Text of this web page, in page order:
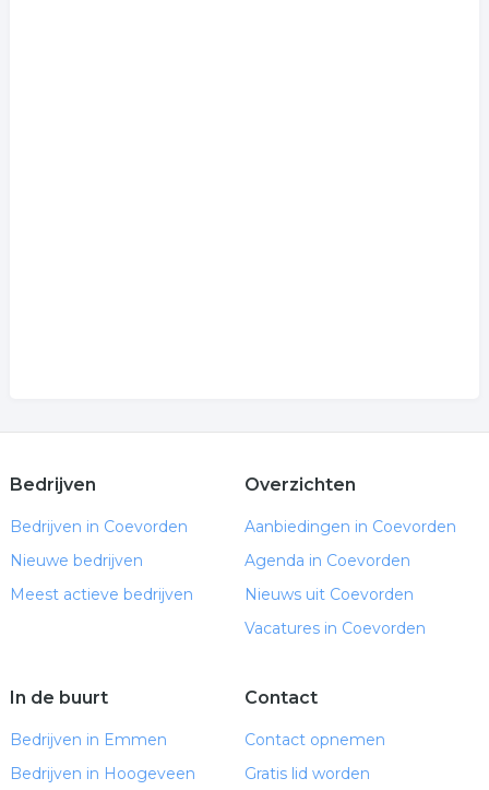
Bedrijven
Bedrijven in Coevorden
Nieuwe bedrijven
Meest actieve bedrijven
Overzichten
Aanbiedingen in Coevorden
Agenda in Coevorden
Nieuws uit Coevorden
Vacatures in Coevorden
In de buurt
Bedrijven in Emmen
Bedrijven in Hoogeveen
Contact
Contact opnemen
Gratis lid worden